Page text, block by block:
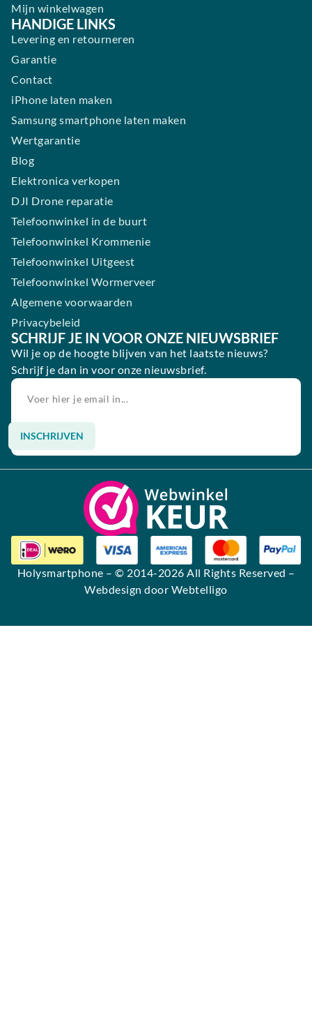
Mijn winkelwagen
HANDIGE LINKS
Levering en retourneren
Garantie
Contact
iPhone laten maken
Samsung smartphone laten maken
Wertgarantie
Blog
Elektronica verkopen
DJI Drone reparatie
Telefoonwinkel in de buurt
Telefoonwinkel Krommenie
Telefoonwinkel Uitgeest
Telefoonwinkel Wormerveer
Algemene voorwaarden
Privacybeleid
SCHRIJF JE IN VOOR ONZE NIEUWSBRIEF
Wil je op de hoogte blijven van het laatste nieuws?
Schrijf je dan in voor onze nieuwsbrief.
INSCHRIJVEN
Alternative:
Holysmartphone – © 2014-2026 All Rights Reserved –
Webdesign door Webtelligo